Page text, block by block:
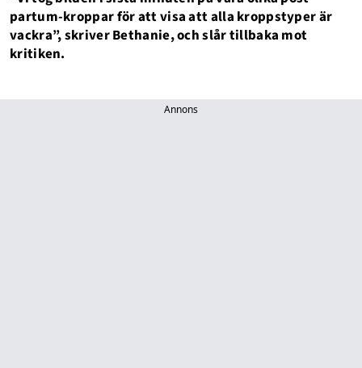
partum-kroppar för att visa att alla kroppstyper är
vackra”, skriver Bethanie, och slår tillbaka mot
kritiken.
Annons